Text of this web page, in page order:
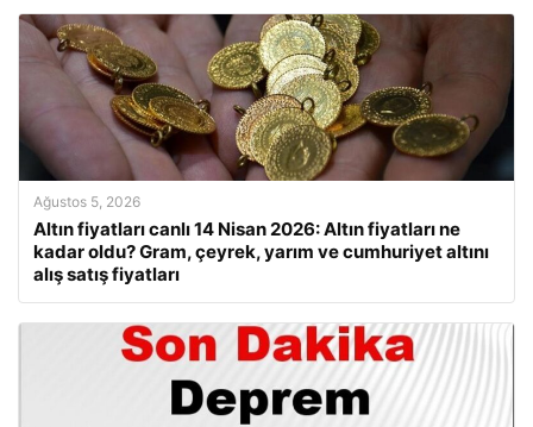
Ağustos 5, 2026
Altın fiyatları canlı 14 Nisan 2026: Altın fiyatları ne
kadar oldu? Gram, çeyrek, yarım ve cumhuriyet altını
alış satış fiyatları